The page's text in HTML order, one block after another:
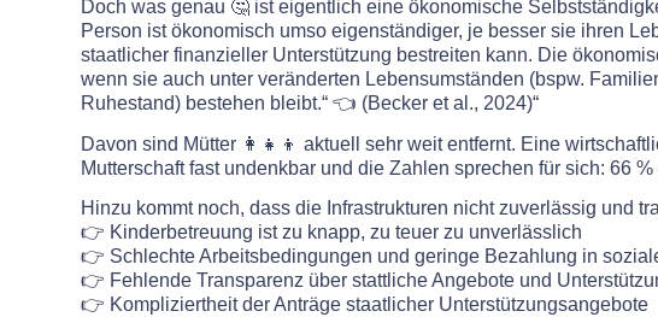
Doch was genau 🤔 ist eigentlich eine ökonomische
Person ist ökonomisch umso eigenständiger, je besser sie ihren
staatlicher finanzieller Unterstützung bestreiten kann. Die
wenn sie auch unter veränderten Lebensumständen (bspw.
Ruhestand) bestehen bleibt.“ 👈 (Becker et al., 2024)“
Davon sind Mütter 👩‍👧‍👦 aktuell sehr weit entfernt. Eine
Mutterschaft fast undenkbar und die Zahlen sprechen für sich: 66 %
Hinzu kommt noch, dass die Infrastrukturen nicht zuverlässig und
👉 Kinderbetreuung ist zu knapp, zu teuer zu unverlässlich
👉 Schlechte Arbeitsbedingungen und geringe Bezahlung in
👉 Fehlende Transparenz über stattliche Angebote und
👉 Kompliziertheit der Anträge staatlicher Unterstützungsangebote